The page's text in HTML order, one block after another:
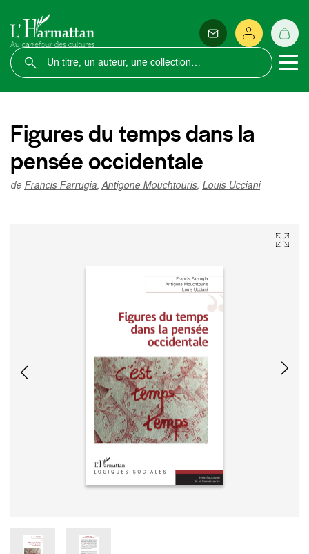
Figures du temps dans la
pensée occidentale
de Francis Farrugia, Antigone Mouchtouris, Louis Ucciani